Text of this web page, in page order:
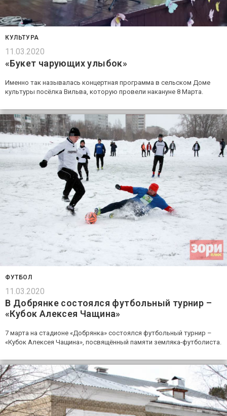
КУЛЬТУРА
11.03.2020
«Букет чарующих улыбок»
Именно так называлась концертная программа в сельском Доме
культуры посёлка Вильва, которую провели накануне 8 Марта.
ФУТБОЛ
11.03.2020
В Добрянке состоялся футбольный турнир –
«Кубок Алексея Чащина»
7 марта на стадионе «Добрянка» состоялся футбольный турнир –
«Кубок Алексея Чащина», посвящённый памяти земляка-футболиста.